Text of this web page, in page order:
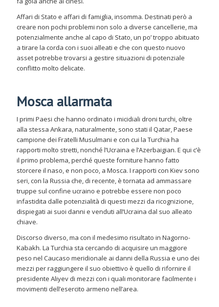
Affari di Stato e affari di famiglia, insomma. Destinati però a
creare non pochi problemi non solo a diverse cancellerie, ma
potenzialmente anche al capo di Stato, un po’ troppo abituato
a tirare la corda con i suoi alleati e che con questo nuovo
asset potrebbe trovarsi a gestire situazioni di potenziale
conflitto molto delicate.
Mosca allarmata
I primi Paesi che hanno ordinato i micidiali droni turchi, oltre
alla stessa Ankara, naturalmente, sono stati il Qatar, Paese
campione dei Fratelli Musulmani e con cui la Turchia ha
rapporti molto stretti, nonché l’Ucraina e l’Azerbaigian. E qui c’è
il primo problema, perché queste forniture hanno fatto
storcere il naso, e non poco, a Mosca. I rapporti con Kiev sono
seri, con la Russia che, di recente, è tornata ad ammassare
truppe sul confine ucraino e potrebbe essere non poco
infastidita dalle potenzialità di questi mezzi da ricognizione,
dispiegati ai suoi danni e venduti all’Ucraina dal suo alleato
chiave.
Discorso diverso, ma con il medesimo risultato in Nagorno-
Kabakh. La Turchia sta cercando di acquisire un maggiore
peso nel Caucaso meridionale ai danni della Russia e uno dei
mezzi per raggiungere il suo obiettivo è quello di rifornire il
presidente Aliyev di mezzi con i quali monitorare facilmente i
movimenti dell’esercito armeno nell’area.